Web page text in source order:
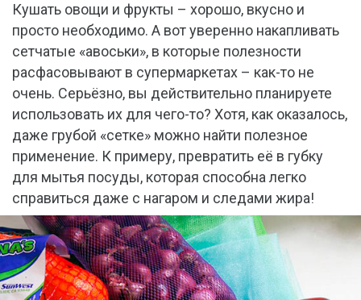
Кушать овощи и фрукты – хорошо, вкусно и
просто необходимо. А вот уверенно накапливать
сетчатые «авоськи», в которые полезности
расфасовывают в супермаркетах – как-то не
очень. Серьёзно, вы действительно планируете
использовать их для чего-то? Хотя, как оказалось,
даже грубой «сетке» можно найти полезное
применение. К примеру, превратить её в губку
для мытья посуды, которая способна легко
справиться даже с нагаром и следами жира!